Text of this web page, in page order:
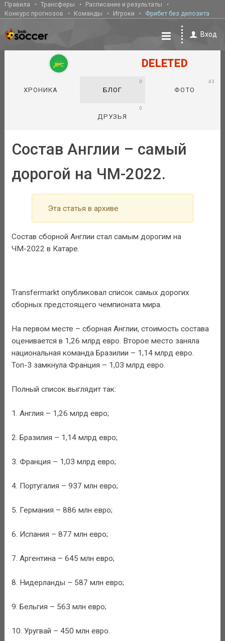
Правила Трансферы
Расписание и результаты
Конкурс прогнозов
Команды Игроки Фрибет без депозита
Вход
DELETED
ХРОНИКА БЛОГ
0
ФОТО
43
ДРУЗЬЯ
0
Состав Англии – самый
дорогой на ЧМ-2022.
Эта статья в архиве
Состав сборной Англии стал самым дорогим на
ЧМ-2022 в Катаре.
Transfermarkt опубликовал список самых дорогих
сборных предстоящего чемпионата мира.
На первом месте – сборная Англии, стоимость состава
оценивается в 1,26 млрд евро. Второе место заняла
национальная команда Бразилии – 1,14 млрд евро.
Топ-3 замкнула Франция – 1,03 млрд евро.
Полный список выглядит так:
1. Англия – 1,26 млрд евро;
2. Бразилия – 1,14 млрд евро;
3. Франция – 1,03 млрд евро;
4. Португалия – 937 млн евро;
5. Германия – 886 млн евро;
6. Испания – 877 млн евро;
7. Аргентина – 645 млн евро;
8. Нидерланды – 587 млн евро;
9. Бельгия – 563 млн евро;
10. Уругвай – 450 млн евро.